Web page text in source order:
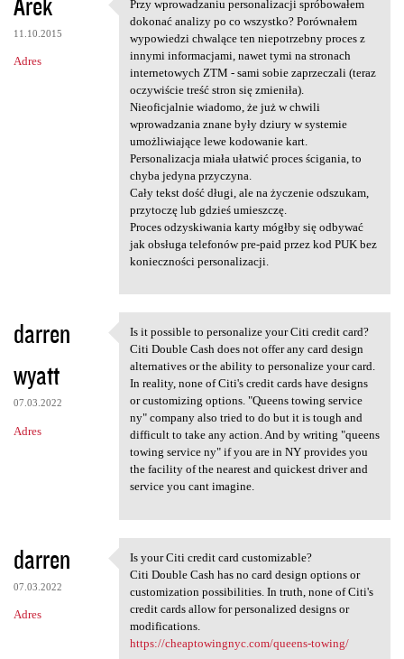
11.10.2015
Adres
Przy wprowadzaniu
Przy wprowadzaniu personalizacji spróbowałem
dokonać analizy po co wszystko? Porównałem
wypowiedzi chwalące ten niepotrzebny proces z
innymi informacjami, nawet tymi na stronach
internetowych ZTM - sami sobie zaprzeczali (teraz
oczywiście treść stron się zmieniła).
Nieoficjalnie wiadomo, że już w chwili
wprowadzania znane były dziury w systemie
umożliwiające lewe kodowanie kart.
Personalizacja miała ułatwić proces ścigania, to
chyba jedyna przyczyna.
Cały tekst dość długi, ale na życzenie odszukam,
przytoczę lub gdzieś umieszczę.
Proces odzyskiwania karty mógłby się odbywać
jak obsługa telefonów pre-paid przez kod PUK bez
konieczności personalizacji.
darren
wyatt
07.03.2022
Adres
Is it possible to personalize
Is it possible to personalize your Citi credit card?
Citi Double Cash does not offer any card design
alternatives or the ability to personalize your card.
In reality, none of Citi's credit cards have designs
or customizing options. "Queens towing service
ny" company also tried to do but it is tough and
difficult to take any action. And by writing "queens
towing service ny" if you are in NY provides you
the facility of the nearest and quickest driver and
service you cant imagine.
darren
07.03.2022
Adres
Is your Citi credit card
Is your Citi credit card customizable?
Citi Double Cash has no card design options or
customization possibilities. In truth, none of Citi's
credit cards allow for personalized designs or
modifications.
https://cheaptowingnyc.com/queens-towing/